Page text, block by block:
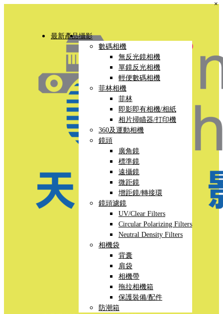
最新產品攝影
數碼相機
無反光鏡相機
單鏡反光相機
輕便數碼相機
菲林相機
菲林
即影即有相機/相紙
相片掃瞄器/打印機
360及運動相機
鏡頭
廣角鏡
標準鏡
遠攝鏡
微距鏡
增距鏡/轉接環
鏡頭濾鏡
UV/Clear Filters
Circular Polarizing Filters
Neutral Density Filters
相機袋
背囊
肩袋
相機帶
拖拉相機箱
保護裝備/配件
防潮箱
×